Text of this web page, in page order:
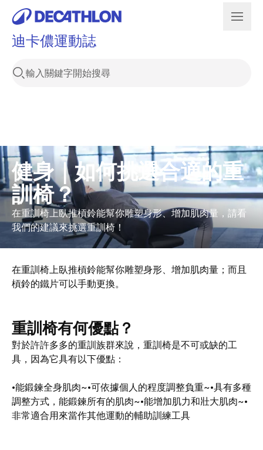
迪卡儂運動誌
健身｜如何挑選合適的重
訓椅？
在重訓椅上臥推槓鈴能幫你雕塑身形、增加肌肉量，請看
我們的建議來挑選重訓椅！
在重訓椅上臥推槓鈴能幫你雕塑身形、增加肌肉量；而且
槓鈴的鐵片可以手動更換。
重訓椅有何優點？
對於許許多多的重訓族群來說，重訓椅是不可或缺的工
具，因為它具有以下優點：
•能鍛鍊全身肌肉~•可依據個人的程度調整負重~•具有多種
調整方式，能鍛鍊所有的肌肉~•能增加肌力和壯大肌肉~•
非常適合用來當作其他運動的輔助訓練工具